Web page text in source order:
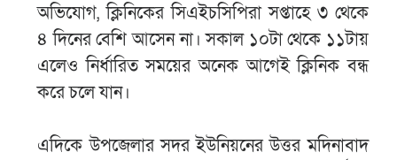
অভিযোগ, ক্লিনিকের সিএইচসিপিরা সপ্তাহে ৩ থেকে
৪ দিনের বেশি আসেন না। সকাল ১০টা থেকে ১১টায়
এলেও নির্ধারিত সময়ের অনেক আগেই ক্লিনিক বন্ধ
করে চলে যান।
এদিকে উপজেলার সদর ইউনিয়নের উত্তর মদিনাবাদ